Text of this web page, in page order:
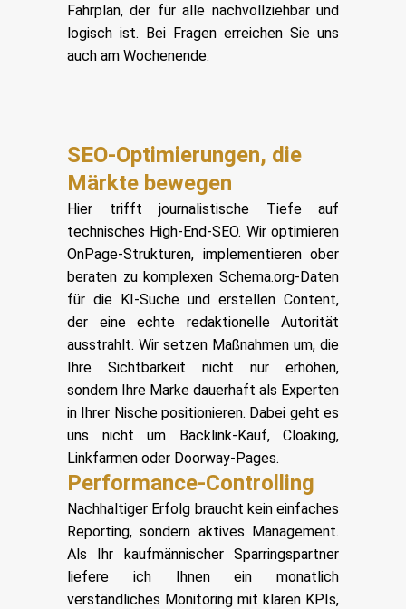
Fahrplan, der für alle nachvollziehbar und
logisch ist. Bei Fragen erreichen Sie uns
auch am Wochenende.
SEO-Optimierungen, die
Märkte bewegen
Hier trifft journalistische Tiefe auf
technisches High-End-SEO. Wir optimieren
OnPage-Strukturen, implementieren ober
beraten zu komplexen Schema.org-Daten
für die KI-Suche und erstellen Content,
der eine echte redaktionelle Autorität
ausstrahlt. Wir setzen Maßnahmen um, die
Ihre Sichtbarkeit nicht nur erhöhen,
sondern Ihre Marke dauerhaft als Experten
in Ihrer Nische positionieren. Dabei geht es
uns nicht um Backlink-Kauf, Cloaking,
Linkfarmen oder Doorway-Pages.
Performance-Controlling
Nachhaltiger Erfolg braucht kein einfaches
Reporting, sondern aktives Management.
Als Ihr kaufmännischer Sparringspartner
liefere ich Ihnen ein monatlich
verständliches Monitoring mit klaren KPIs,